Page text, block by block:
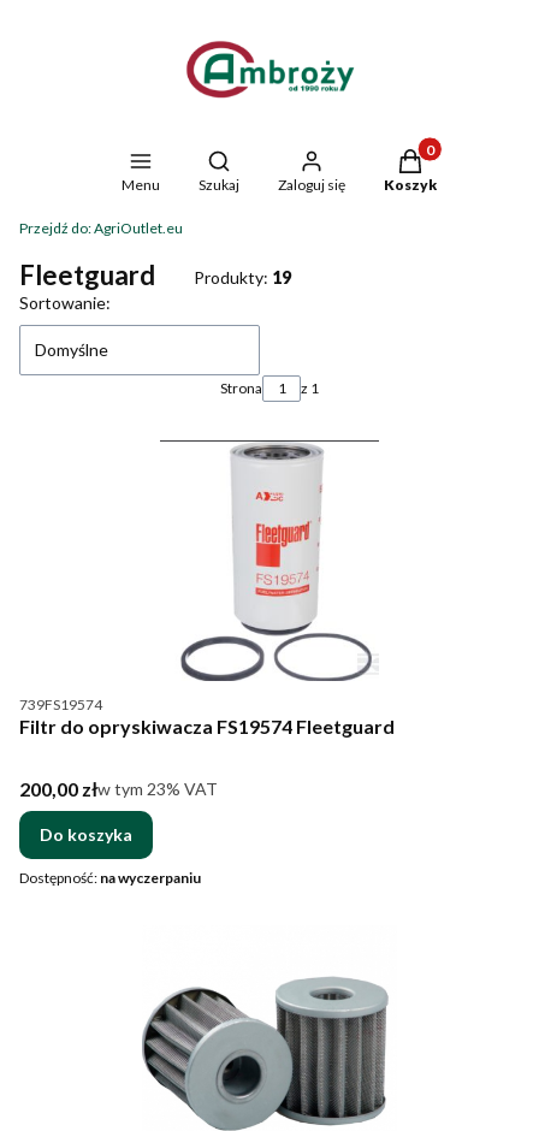
Menu
Otwórz wyszukiwarkę
Szukaj Zaloguj się
Produkty w
Koszyk
Przejdź do:AgriOutlet.eu
Fleetguard Produkty: 19
Lista produktów
Sortowanie:
Domyślne
Strona z 1
Kod produktu
739FS19574
Filtr do opryskiwacza FS19574 Fleetguard
Cena brutto
200,00 złw tym %s VAT
w tym 23% VAT
Do koszyka
Dostępność: na wyczerpaniu